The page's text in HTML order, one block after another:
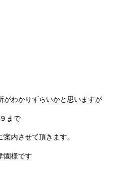
がわかりずらいかと思いますが
まで
内させて頂きます。
園様です